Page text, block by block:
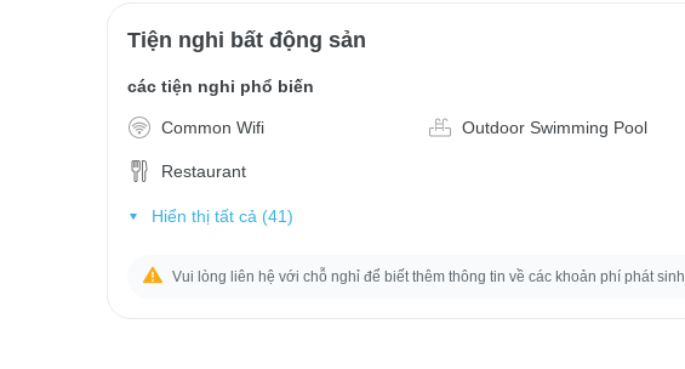
Tiện nghi bất động sản
các tiện nghi phổ biến
Common Wifi Outdoor Swimming Pool
Restaurant
Hiển thị tất cả (41)
Vui lòng liên hệ với chỗ nghỉ để biết thêm thông tin về các khoản phí phát sinh.